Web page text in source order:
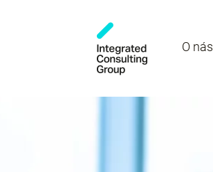
O nás